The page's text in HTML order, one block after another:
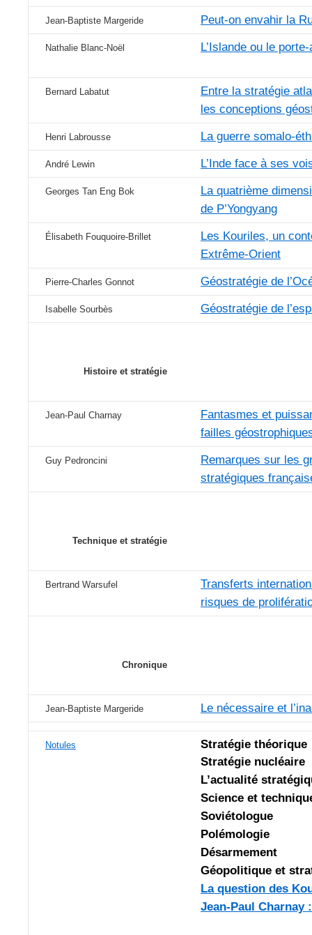
Jean-Baptiste Margeride Peut-on envahir la
Nathalie Blanc-Noël L’Islande ou le
Bernard Labatut
Entre la stratégie
les conceptions
Henri Labrousse La guerre somalo-
André Lewin L’Inde face à ses
Georges Tan Eng Bok
La quatrième
de P’Yongyang
Élisabeth Fouquoire-Brillet
Les Kouriles, un
Extrême-Orient
Pierre-Charles Gonnot Géostratégie de
Isabelle Sourbès Géostratégie de
Histoire et stratégie
Jean-Paul Charnay
Fantasmes et
failles
Guy Pedroncini
Remarques sur les
stratégiques
Technique et stratégie
Bertrand Warsufel
Transferts
risques de
Chronique
Jean-Baptiste Margeride Le nécessaire et
Notules
Stratégie théorique
Stratégie nucléaire
L’actualité
Science et
Soviétologue
Polémologie
Désarmement
Géopolitique et
La question des
Jean-Paul Charnay